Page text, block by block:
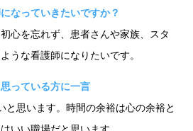
なっていきたいですか？
心を忘れず、患者さんや家族、スタ
うな看護師になりたいです。
っている方に一言
と思います。時間の余裕は心の余裕と